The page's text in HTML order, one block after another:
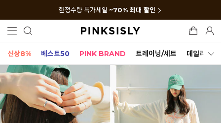
한정수량 특가세일 ~70% 최대 할인
신상8% 베스트50 PINK BRAND 트레이닝/세트 데일리세트